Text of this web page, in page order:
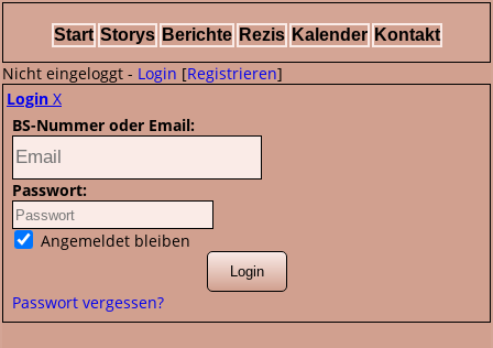
Start Storys Berichte Rezis Kalender Kontakt
Nicht eingeloggt - Login [Registrieren]
Login X
BS-Nummer oder Email:
Passwort:
Angemeldet bleiben
Passwort vergessen?